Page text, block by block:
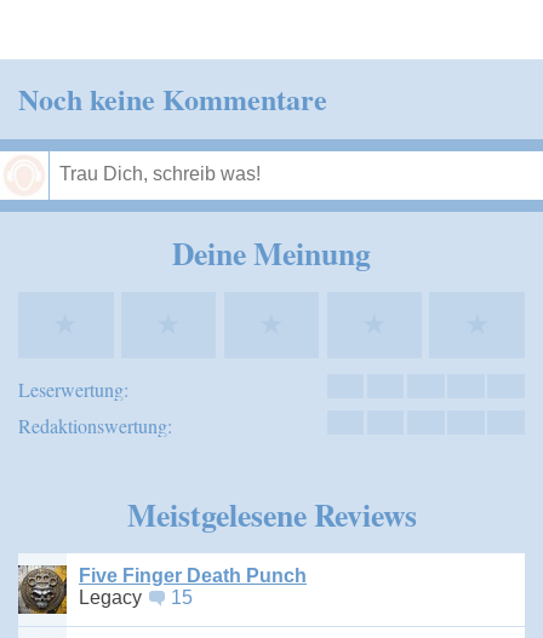
Noch keine Kommentare
Deine Meinung
Leserwertung:
Redaktionswertung:
Meistgelesene Reviews
Five Finger Death Punch
Legacy
15